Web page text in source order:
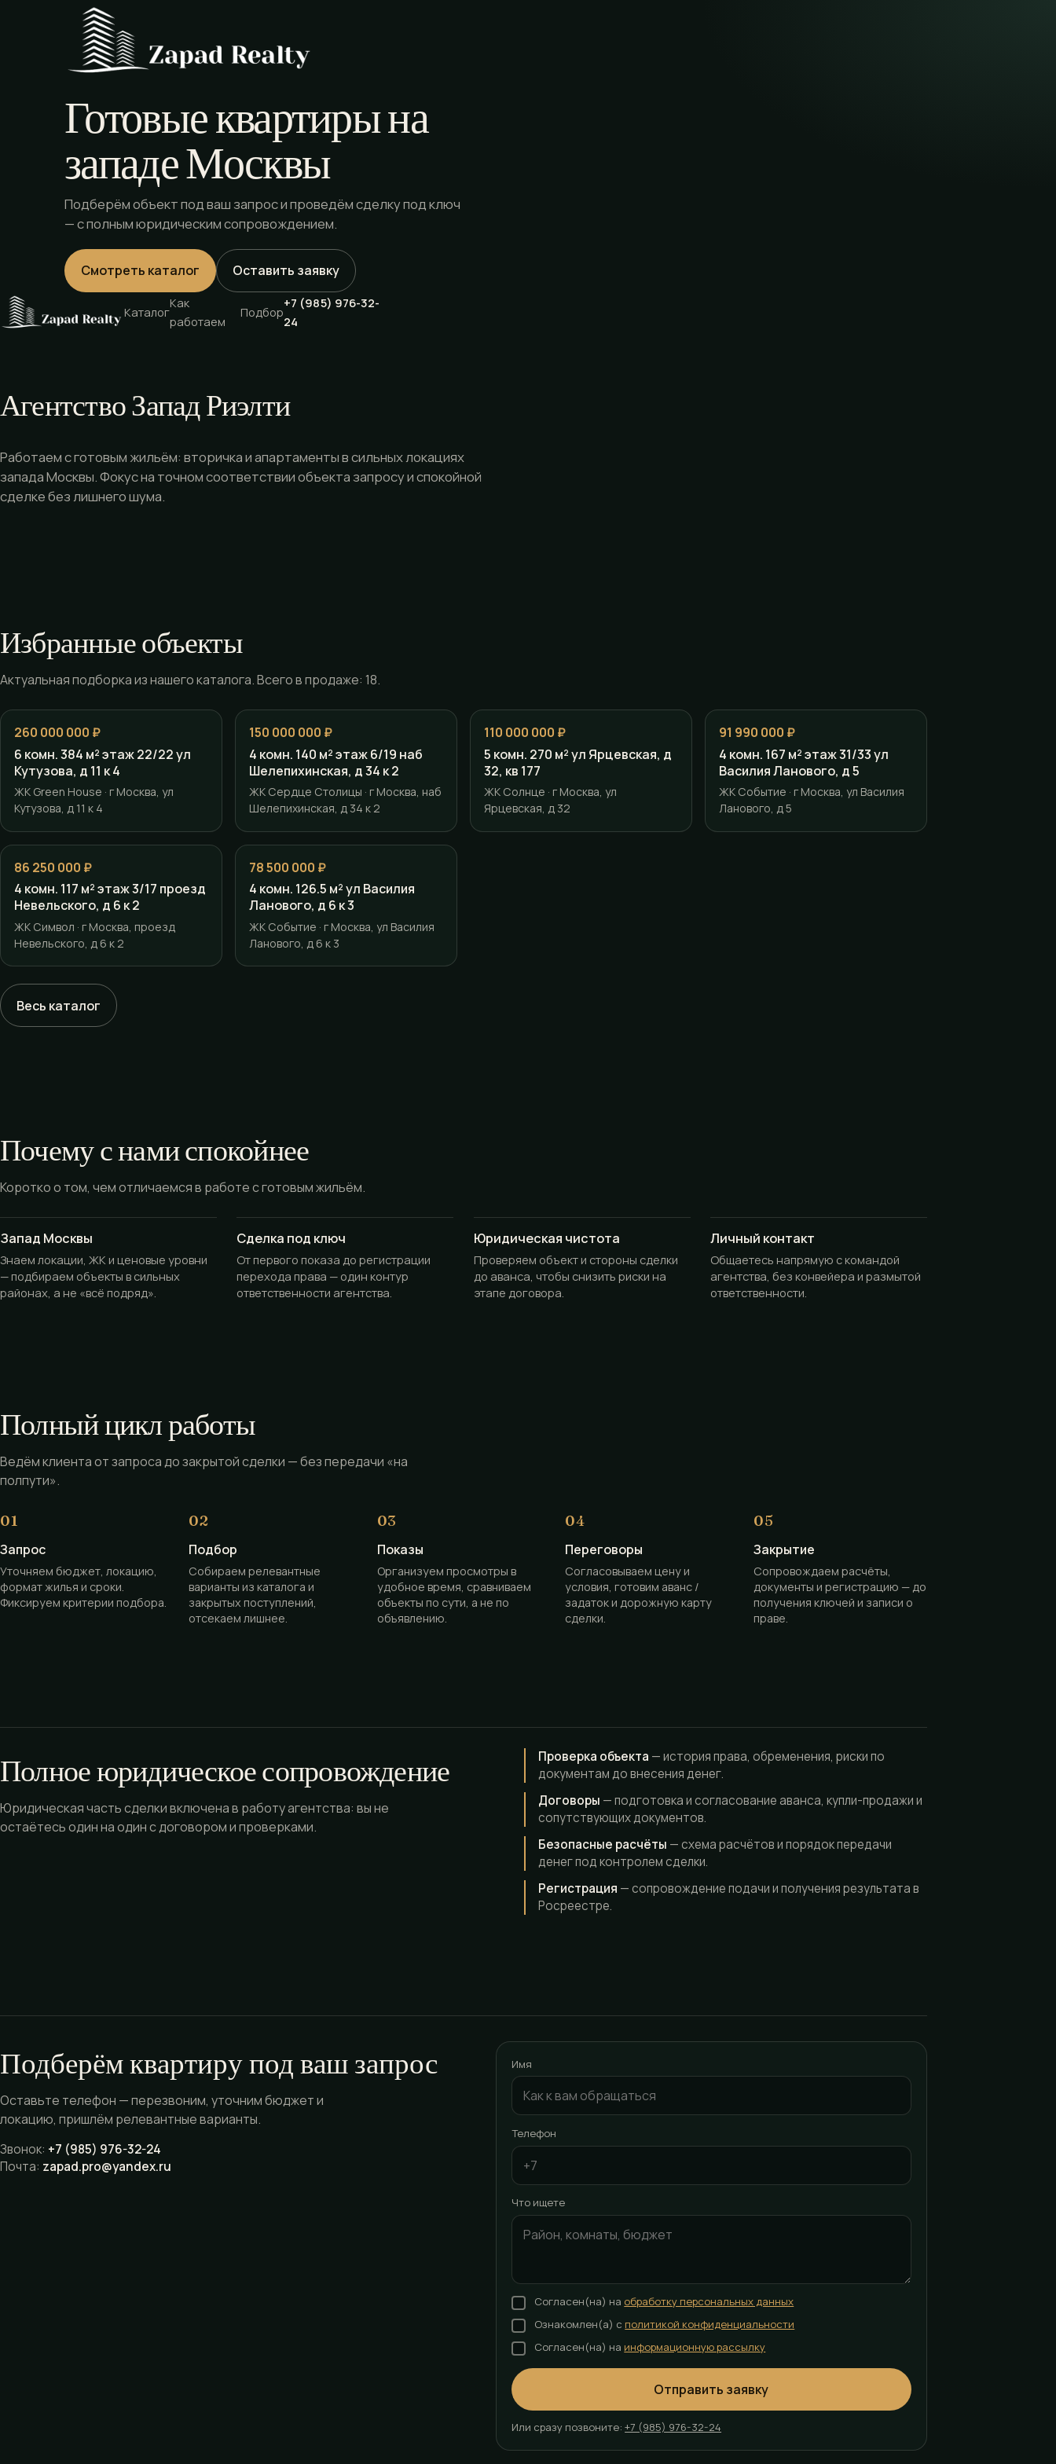
Каталог
Как
работаем
Подбор
+7 (985) 976-32-
24
Готовые квартиры на
западе Москвы
Подберём объект под ваш запрос и проведём сделку под ключ
— с полным юридическим сопровождением.
Смотреть каталог Оставить заявку
Агентство Запад Риэлти
Работаем с готовым жильём: вторичка и апартаменты в сильных локациях
запада Москвы. Фокус на точном соответствии объекта запросу и спокойной
сделке без лишнего шума.
Избранные объекты
Актуальная подборка из нашего каталога. Всего в продаже: 18.
260 000 000 ₽
6 комн. 384 м² этаж 22/22 ул
Кутузова, д 11 к 4
ЖК Green House · г Москва, ул
Кутузова, д 11 к 4
150 000 000 ₽
4 комн. 140 м² этаж 6/19 наб
Шелепихинская, д 34 к 2
ЖК Сердце Столицы · г Москва, наб
Шелепихинская, д 34 к 2
110 000 000 ₽
5 комн. 270 м² ул Ярцевская, д
32, кв 177
ЖК Солнце · г Москва, ул
Ярцевская, д 32
91 990 000 ₽
4 комн. 167 м² этаж 31/33 ул
Василия Ланового, д 5
ЖК Событие · г Москва, ул Василия
Ланового, д 5
86 250 000 ₽
4 комн. 117 м² этаж 3/17 проезд
Невельского, д 6 к 2
ЖК Символ · г Москва, проезд
Невельского, д 6 к 2
78 500 000 ₽
4 комн. 126.5 м² ул Василия
Ланового, д 6 к 3
ЖК Событие · г Москва, ул Василия
Ланового, д 6 к 3
Весь каталог
Почему с нами спокойнее
Коротко о том, чем отличаемся в работе с готовым жильём.
Запад Москвы
Знаем локации, ЖК и ценовые уровни
— подбираем объекты в сильных
районах, а не «всё подряд».
Сделка под ключ
От первого показа до регистрации
перехода права — один контур
ответственности агентства.
Юридическая чистота
Проверяем объект и стороны сделки
до аванса, чтобы снизить риски на
этапе договора.
Личный контакт
Общаетесь напрямую с командой
агентства, без конвейера и размытой
ответственности.
Полный цикл работы
Ведём клиента от запроса до закрытой сделки — без передачи «на
полпути».
Запрос
Уточняем бюджет, локацию,
формат жилья и сроки.
Фиксируем критерии подбора.
Подбор
Собираем релевантные
варианты из каталога и
закрытых поступлений,
отсекаем лишнее.
Показы
Организуем просмотры в
удобное время, сравниваем
объекты по сути, а не по
объявлению.
Переговоры
Согласовываем цену и
условия, готовим аванс /
задаток и дорожную карту
сделки.
Закрытие
Сопровождаем расчёты,
документы и регистрацию — до
получения ключей и записи о
праве.
Полное юридическое сопровождение
Юридическая часть сделки включена в работу агентства: вы не
остаётесь один на один с договором и проверками.
Проверка объекта — история права, обременения, риски по
документам до внесения денег.
Договоры — подготовка и согласование аванса, купли-продажи и
сопутствующих документов.
Безопасные расчёты — схема расчётов и порядок передачи
денег под контролем сделки.
Регистрация — сопровождение подачи и получения результата в
Росреестре.
Подберём квартиру под ваш запрос
Оставьте телефон — перезвоним, уточним бюджет и
локацию, пришлём релевантные варианты.
Звонок: +7 (985) 976-32-24
Почта: zapad.pro@yandex.ru
Имя
Телефон
Что ищете
Согласен(на) на обработку персональных данных
Ознакомлен(а) с политикой конфиденциальности
Согласен(на) на информационную рассылку
Отправить заявку
Или сразу позвоните:+7 (985) 976-32-24